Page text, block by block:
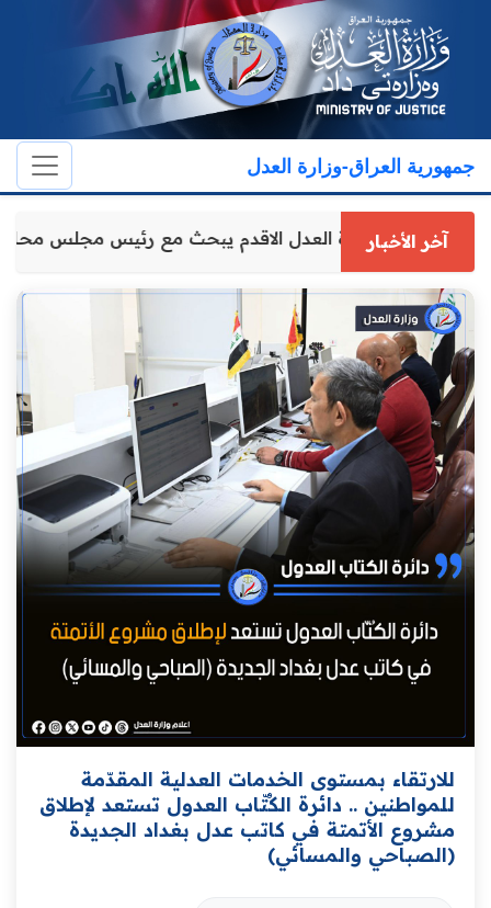
جمهورية العراق-وزارة العدل
آخر الأخباروكيل وزارة العدل الاقدم يبحث مع رئيس مجلس
للارتقاء بمستوى الخدمات العدلية المقدّمة
للمواطنين .. دائرة الكُتّاب العدول تستعد لإطلاق
مشروع الأتمتة في كاتب عدل بغداد الجديدة
(الصباحي والمسائي)